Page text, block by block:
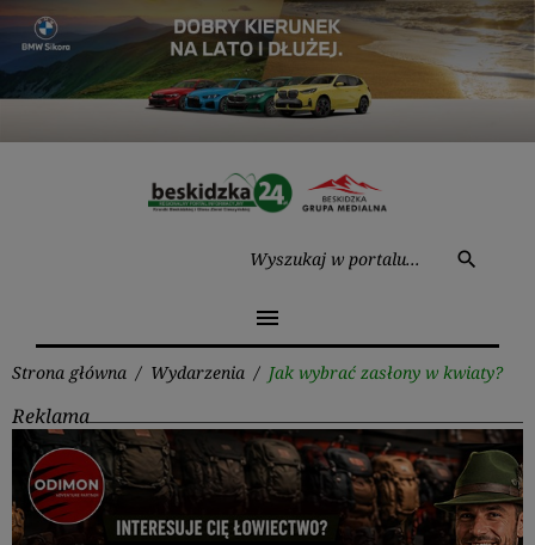
Przejdź
treści
search
menu
Strona główna / Wydarzenia / Jak wybrać zasłony w kwiaty?
Reklama